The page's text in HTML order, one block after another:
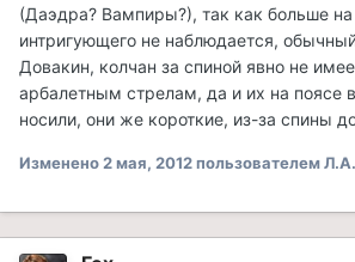
(Даэдра? Вампиры?), так как больше на
интригующего не наблюдается,
Довакин, колчан за спиной явно не
арбалетным стрелам, да и их на поясе
носили, они же короткие, из-за спины
Изменено2 мая, 2012пользователем